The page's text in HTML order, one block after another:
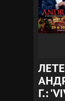
Г.: